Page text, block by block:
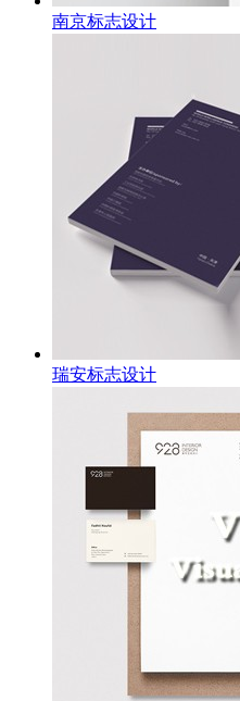
南京标志设计
瑞安标志设计